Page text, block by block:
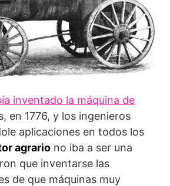
inventado la máquina de
en 1776, y los ingenieros
aplicaciones en todos los
agrario no iba a ser una
que inventarse las
de que máquinas muy